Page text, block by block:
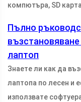
компютъра, SD
Пълно
лаптоп
Знаете ли как да
лаптопа по лесен и
използвате